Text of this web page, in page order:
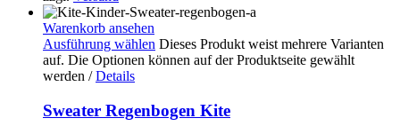
Warenkorb ansehen
Ausführung wählen Dieses Produkt weist mehrere Varianten
auf. Die Optionen können auf der Produktseite gewählt
werden / Details
Sweater Regenbogen Kite